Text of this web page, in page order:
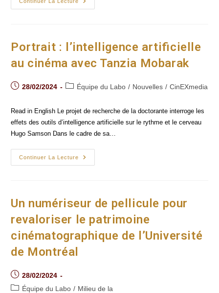
De
Quintin
Portrait : l’intelligence artificielle
au cinéma avec Tanzia Mobarak
Post28/02/2024
PostÉquipe du Labo / Nouvelles / CinEXmedia
Read in English Le projet de recherche de la doctorante interroge les
effets des outils d’intelligence artificielle sur le rythme et le cerveau
Hugo Samson Dans le cadre de sa…
Continuer La Lecture
Portrait :
L’intelligence
Tanzia
Mobarak
Un numériseur de pellicule pour
revaloriser le patrimoine
cinématographique de l’Université
de Montréal
Post
published:
28/02/2024
PostÉquipe du Labo / Milieu de la